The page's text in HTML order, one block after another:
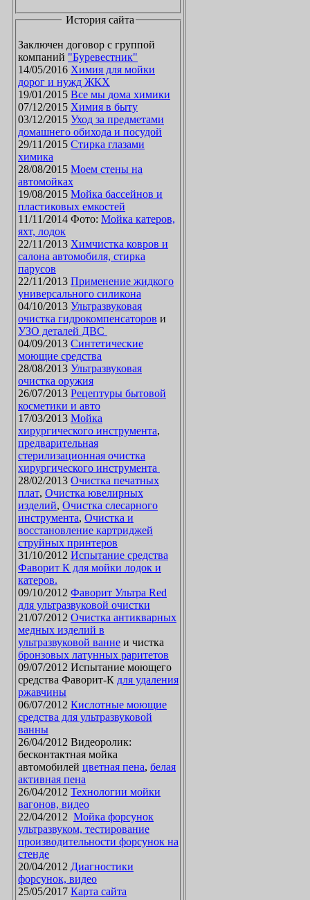
История сайта
Заключен договор с группой
компаний "Буревестник"
14/05/2016 Химия для мойки
дорог и нужд ЖКХ
19/01/2015
Все мы дома химики
07/12/2015 Химия в быту
03/12/2015 Уход за предметами
домашнего обихода и посудой
29/11/2015 Стирка глазами
химика
28/08/2015 Моем стены на
автомойках
19/08/2015 Мойка бассейнов и
пластиковых емкостей
11/11/2014 Фото: Мойка катеров,
яхт, лодок
22/11/2013 Химчистка ковров и
салона автомобиля, стирка
парусов
22/11/2013 Применение жидкого
универсального силикона
04/10/2013 Ультразвуковая
очистка гидрокомпенсаторов и
УЗО деталей ДВС
04/09/2013 Синтетические
моющие средства
28/08/2013 Ультразвуковая
очистка оружия
26/07/2013 Рецептуры бытовой
косметики и авто
17/03/2013 Мойка
хирургического инструмента,
предварительная
стерилизационная очистка
хирургического инструмента
28/02/2013 Очистка печатных
плат, Очистка ювелирных
изделий, Очистка слесарного
инструмента, Очистка и
восстановление картриджей
струйных принтеров
31/10/2012 Испытание средства
Фаворит К для мойки лодок и
катеров.
09/10/2012 Фаворит Ультра Red
для ультразвуковой очистки
21/07/2012 Очистка антикварных
медных изделий в
ультразвуковой ванне и чистка
бронзовых латунных раритетов
09/07/2012 Испытание моющего
средства Фаворит-К для удаления
ржавчины
06/07/2012 Кислотные моющие
средства для ультразвуковой
ванны
26/04/2012 Видеоролик:
бесконтактная мойка
автомобилей цветная пена, белая
активная пена
26/04/2012 Технологии мойки
вагонов, видео
22/04/2012 Мойка форсунок
ультразвуком, тестирование
производительности форсунок на
стенде
20/04/2012 Диагностики
форсунок, видео
25/05/2017 Карта сайта